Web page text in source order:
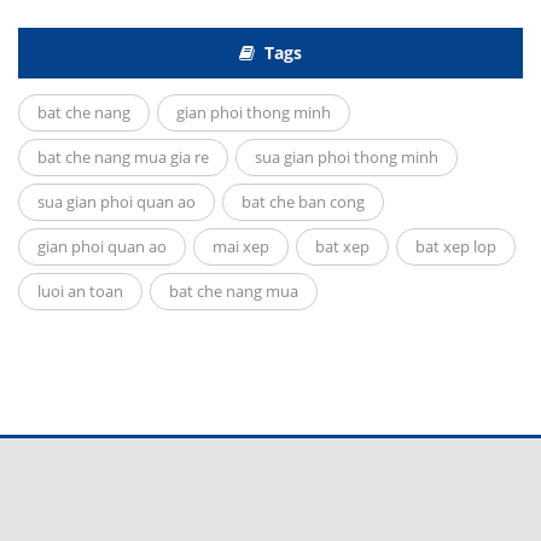
Tags
bat che nang gian phoi thong minh
bat che nang mua gia re sua gian phoi thong minh
sua gian phoi quan ao bat che ban cong
gian phoi quan ao mai xep bat xep bat xep lop
luoi an toan bat che nang mua